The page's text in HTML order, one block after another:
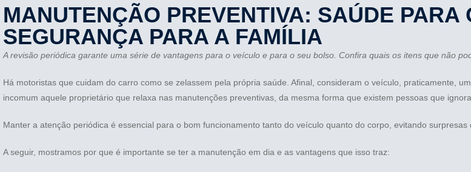
MANUTENÇÃO PREVENTIVA: SAÚDE PARA
SEGURANÇA PARA A FAMÍLIA
A revisão periódica garante uma série de vantagens para o veículo e para o seu bolso. Confira quais os itens que não
Há motoristas que cuidam do carro como se zelassem pela própria saúde. Afinal, consideram o veículo, praticamente,
incomum aquele proprietário que relaxa nas manutenções preventivas, da mesma forma que existem pessoas que
Manter a atenção periódica é essencial para o bom funcionamento tanto do veículo quanto do corpo, evitando surpresas
A seguir, mostramos por que é importante se ter a manutenção em dia e as vantagens que isso traz: